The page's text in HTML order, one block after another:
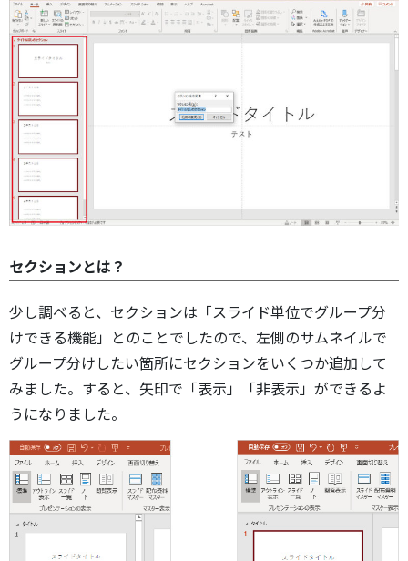
セクションとは？
少し調べると、セクションは「スライド単位でグループ分
けできる機能」とのことでしたので、左側のサムネイルで
グループ分けしたい箇所にセクションをいくつか追加して
みました。すると、矢印で「表示」「非表示」ができるよ
うになりました。